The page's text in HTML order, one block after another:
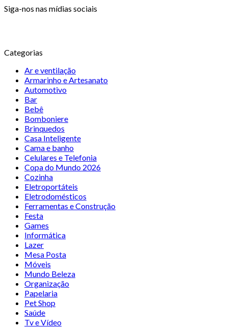
Siga-nos nas mídias sociais
Categorias
Ar e ventilação
Armarinho e Artesanato
Automotivo
Bar
Bebê
Bomboniere
Brinquedos
Casa Inteligente
Cama e banho
Celulares e Telefonia
Copa do Mundo 2026
Cozinha
Eletroportáteis
Eletrodomésticos
Ferramentas e Construção
Festa
Games
Informática
Lazer
Mesa Posta
Móveis
Mundo Beleza
Organização
Papelaria
Pet Shop
Saúde
Tv e Vídeo